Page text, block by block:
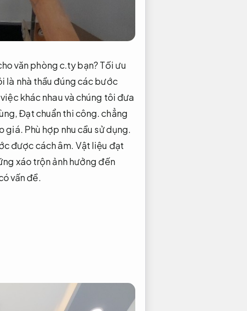
văn phòng c.ty bạn? Tối ưu
là nhà thầu đúng các bước
khác nhau và chúng tôi đưa
Đạt chuẩn thi công.chẳng
giá. Phù hợp nhu cầu sử dụng.
được cách âm. Vật liệu đạt
xáo trộn ảnh hưởng đến
vấn đề.